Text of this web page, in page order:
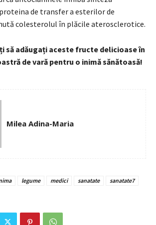
de transfer a esterilor de
colesterolul în plăcile aterosclerotice.
să adăugați aceste fructe delicioase în
de vară pentru o inimă sănătoasă!
Milea Adina-Maria
legume medici sanatate
sanatate7